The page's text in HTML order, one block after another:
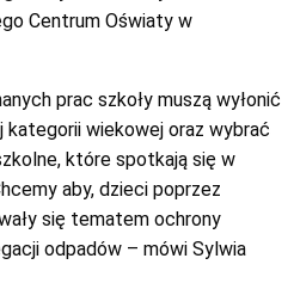
Centrum Oświaty w
prac szkoły muszą wyłonić
kategorii wiekowej oraz wybrać
które spotkają się w
aby, dzieci poprzez
się tematem ochrony
odpadów – mówi Sylwia